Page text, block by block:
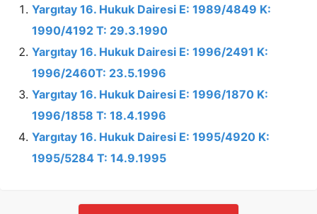
Yargıtay 16. Hukuk Dairesi E: 1989/4849 K:
1990/4192 T: 29.3.1990
Yargıtay 16. Hukuk Dairesi E: 1996/2491 K:
1996/2460T: 23.5.1996
Yargıtay 16. Hukuk Dairesi E: 1996/1870 K:
1996/1858 T: 18.4.1996
Yargıtay 16. Hukuk Dairesi E: 1995/4920 K:
1995/5284 T: 14.9.1995